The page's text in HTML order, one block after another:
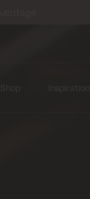
Shop Inspiration